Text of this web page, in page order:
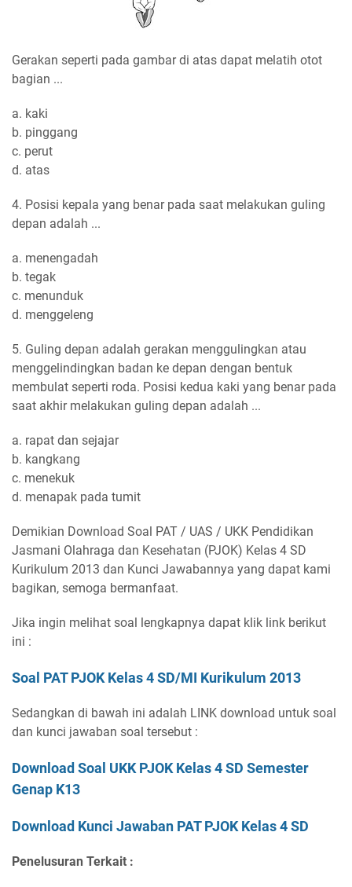
Gerakan seperti pada gambar di atas dapat melatih otot
bagian ...
a. kaki
b. pinggang
c. perut
d. atas
4. Posisi kepala yang benar pada saat melakukan guling
depan adalah ...
a. menengadah
b. tegak
c. menunduk
d. menggeleng
5. Guling depan adalah gerakan menggulingkan atau
menggelindingkan badan ke depan dengan bentuk
membulat seperti roda. Posisi kedua kaki yang benar pada
saat akhir melakukan guling depan adalah ...
a. rapat dan sejajar
b. kangkang
c. menekuk
d. menapak pada tumit
Demikian Download Soal PAT / UAS / UKK Pendidikan
Jasmani Olahraga dan Kesehatan (PJOK) Kelas 4 SD
Kurikulum 2013 dan Kunci Jawabannya yang dapat kami
bagikan, semoga bermanfaat.
Jika ingin melihat soal lengkapnya dapat klik link berikut
ini :
Soal PAT PJOK Kelas 4 SD/MI Kurikulum 2013
Sedangkan di bawah ini adalah LINK download untuk soal
dan kunci jawaban soal tersebut :
Download Soal UKK PJOK Kelas 4 SD Semester
Genap K13
Download Kunci Jawaban PAT PJOK Kelas 4 SD
Penelusuran Terkait :